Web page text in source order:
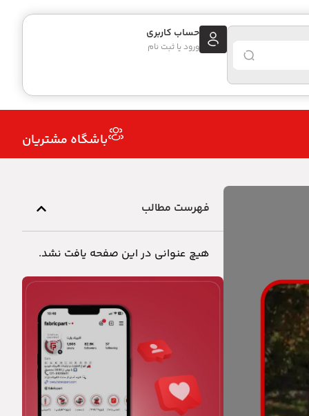
حساب کاربری
ورود یا ثبت نام
باشگاه مشتریان
فهرست مطالب
هیچ عنوانی در این صفحه یافت نشد.